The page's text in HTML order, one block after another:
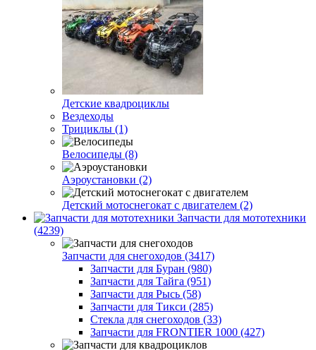
Детские квадроциклы
Вездеходы
Трициклы (1)
Велосипеды (8)
Аэроустановки (2)
Детский мотоснегокат с двигателем (2)
Запчасти для мототехники
(4239)
Запчасти для снегоходов (3417)
Запчасти для Буран (980)
Запчасти для Тайга (951)
Запчасти для Рысь (58)
Запчасти для Тикси (285)
Стекла для снегоходов (33)
Запчасти для FRONTIER 1000 (427)